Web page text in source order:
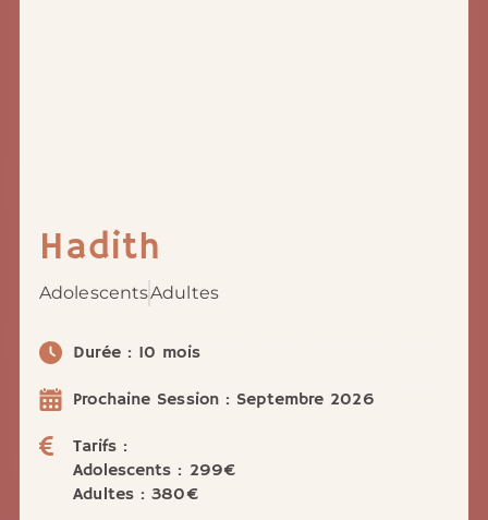
Hadith
AdolescentsAdultes
Durée : 10 mois
Prochaine Session : Septembre 2026
Tarifs :
Adolescents : 299€
Adultes : 380€